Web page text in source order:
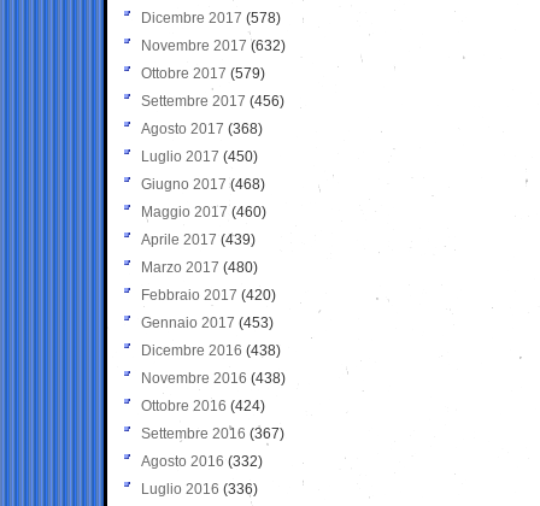
Dicembre 2017 (578)
Novembre 2017 (632)
Ottobre 2017 (579)
Settembre 2017 (456)
Agosto 2017 (368)
Luglio 2017 (450)
Giugno 2017 (468)
Maggio 2017 (460)
Aprile 2017 (439)
Marzo 2017 (480)
Febbraio 2017 (420)
Gennaio 2017 (453)
Dicembre 2016 (438)
Novembre 2016 (438)
Ottobre 2016 (424)
Settembre 2016 (367)
Agosto 2016 (332)
Luglio 2016 (336)